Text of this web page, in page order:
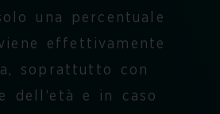
una percentuale
effettivamente
soprattutto con
dell’età e in caso